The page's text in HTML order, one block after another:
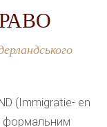
зіткнувся з
сім'ї.Юрист
в нормах
клієнта. Нижче
захистправу
(Immigratie- en
формальним